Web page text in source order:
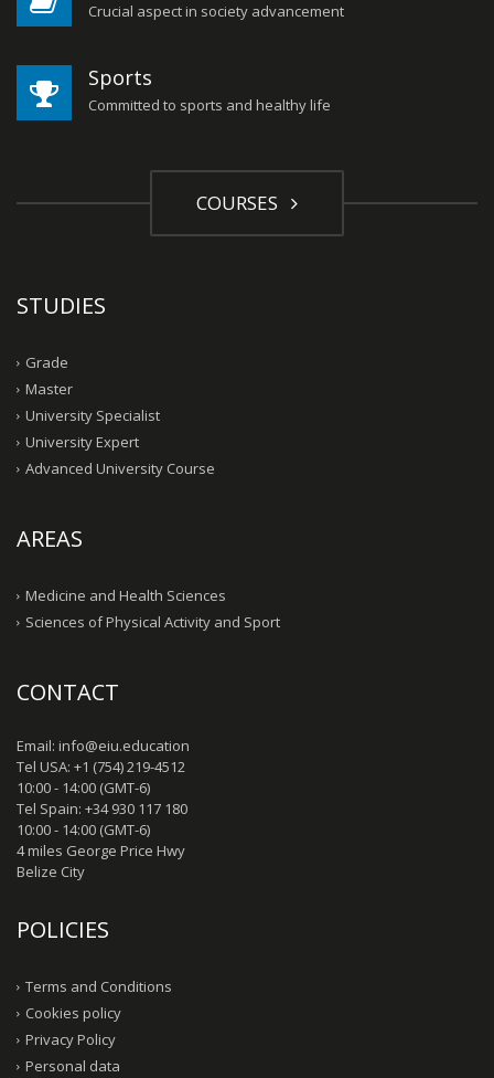
Crucial aspect in society advancement
Sports
Committed to sports and healthy life
COURSES
STUDIES
Grade
Master
University Specialist
University Expert
Advanced University Course
AREAS
Medicine and Health Sciences
Sciences of Physical Activity and Sport
CONTACT
Email: info@eiu.education
Tel USA: +1 (754) 219-4512
10:00 - 14:00 (GMT-6)
Tel Spain: +34 930 117 180
10:00 - 14:00 (GMT-6)
4 miles George Price Hwy
Belize City
POLICIES
Terms and Conditions
Cookies policy
Privacy Policy
Personal data